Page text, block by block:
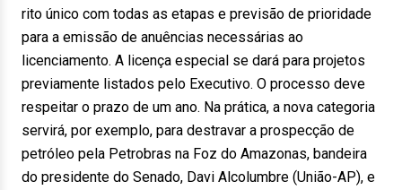
rito único com todas as etapas e previsão de prioridade
para a emissão de anuências necessárias ao
licenciamento. A licença especial se dará para projetos
previamente listados pelo Executivo. O processo deve
respeitar o prazo de um ano. Na prática, a nova categoria
servirá, por exemplo, para destravar a prospecção de
petróleo pela Petrobras na Foz do Amazonas, bandeira
do presidente do Senado, Davi Alcolumbre (União-AP), e